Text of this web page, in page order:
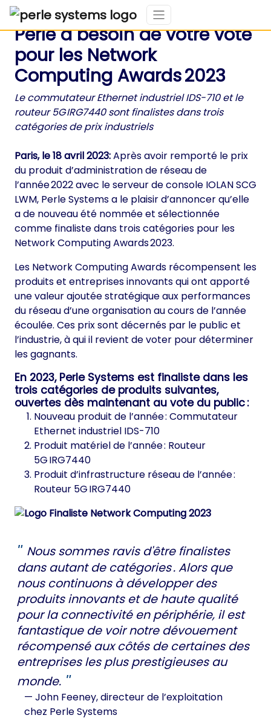
Perle a besoin de votre vote
pour les Network
Computing Awards 2023
Le commutateur Ethernet industriel IDS-710 et le
routeur 5G IRG7440 sont finalistes dans trois
catégories de prix industriels
Paris, le 18 avril 2023:Après avoir remporté le prix
du produit d’administration de réseau de
l’année 2022 avec le serveur de console IOLAN SCG
LWM, Perle Systems a le plaisir d’annoncer qu’elle
a de nouveau été nommée et sélectionnée
comme finaliste dans trois catégories pour les
Network Computing Awards 2023.
Les Network Computing Awards récompensent les
produits et entreprises innovants qui ont apporté
une valeur ajoutée stratégique aux performances
du réseau d’une organisation au cours de l’année
écoulée. Ces prix sont décernés par le public et
l’industrie, à qui il revient de voter pour déterminer
les gagnants.
En 2023, Perle Systems est finaliste dans les
trois catégories de produits suivantes,
ouvertes dès maintenant au vote du public:
Nouveau produit de l’année : Commutateur
Ethernet industriel IDS-710
Produit matériel de l’année : Routeur
5G IRG7440
Produit d’infrastructure réseau de l’année :
Routeur 5G IRG7440
Nous sommes ravis d'être finalistes
dans autant de catégories . Alors que
nous continuons à développer des
produits innovants et de haute qualité
pour la connectivité en périphérie, il est
fantastique de voir notre dévouement
récompensé aux côtés de certaines des
entreprises les plus prestigieuses au
monde.
— John Feeney,directeur de l’exploitation
chez Perle Systems